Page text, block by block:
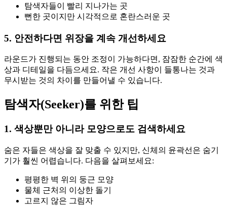
탐색자들이 빨리 지나가는 곳
뻔한 곳이지만 시각적으로 혼란스러운 곳
5. 안전하다면 위장을 계속 개선하세요
라운드가 진행되는 동안 조정이 가능하다면, 잠잠한 순간에 색
상과 디테일을 다듬으세요. 작은 개선 사항이 들통나는 것과
무시받는 것의 차이를 만들어낼 수 있습니다.
탐색자(Seeker)를 위한 팁
1. 색상뿐만 아니라 모양으로도 검색하세요
숨은 자들은 색상을 잘 맞출 수 있지만, 신체의 윤곽선은 숨기
기가 훨씬 어렵습니다. 다음을 살펴보세요:
평평한 벽 위의 둥근 모양
물체 근처의 이상한 돌기
고르지 않은 그림자